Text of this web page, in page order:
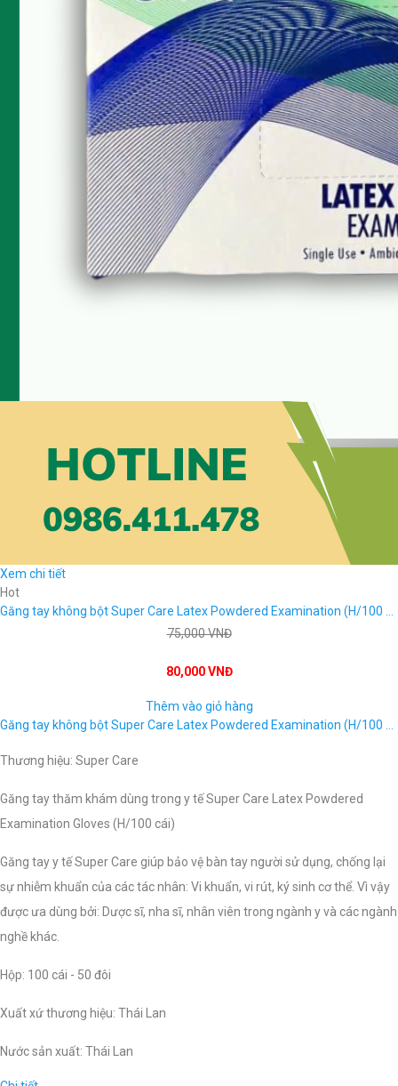
Xem chi tiết
Hot
75,000 VNĐ
80,000 VNĐ
Thêm vào giỏ hàng
Thương hiệu: Super Care
Găng tay thăm khám dùng trong y tế Super Care Latex Powdered
Examination Gloves (H/100 cái)
Găng tay y tế Super Care giúp bảo vệ bàn tay người sử dụng, chống lại
sự nhiễm khuẩn của các tác nhân: Vi khuẩn, vi rút, ký sinh cơ thể. Vì vậy
được ưa dùng bởi: Dược sĩ, nha sĩ, nhân viên trong ngành y và các ngành
nghề khác.
Hộp: 100 cái - 50 đôi
Xuất xứ thương hiệu: Thái Lan
Nước sản xuất: Thái Lan